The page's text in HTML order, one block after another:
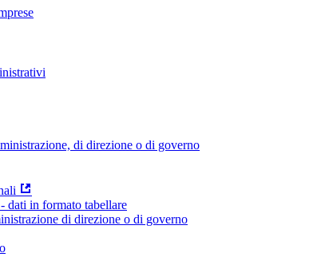
di direzione o di governo
in formato tabellare
di direzione o di governo